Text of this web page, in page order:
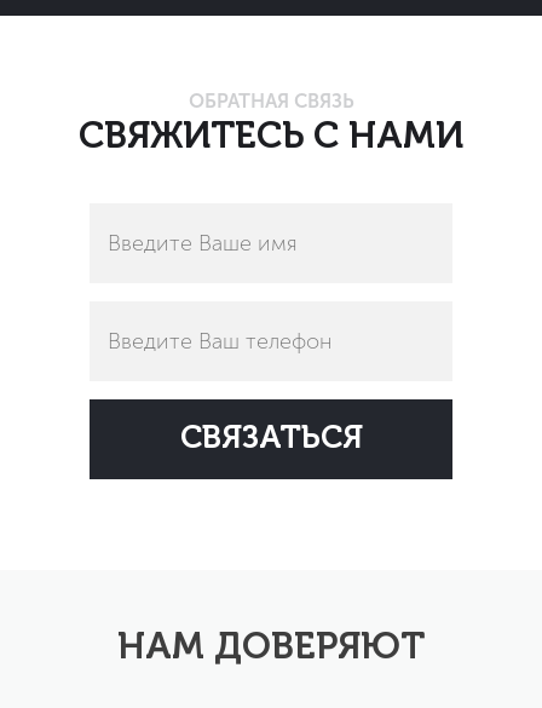
ОБРАТНАЯ СВЯЗЬ
СВЯЖИТЕСЬ С НАМИ
НАМ ДОВЕРЯЮТ